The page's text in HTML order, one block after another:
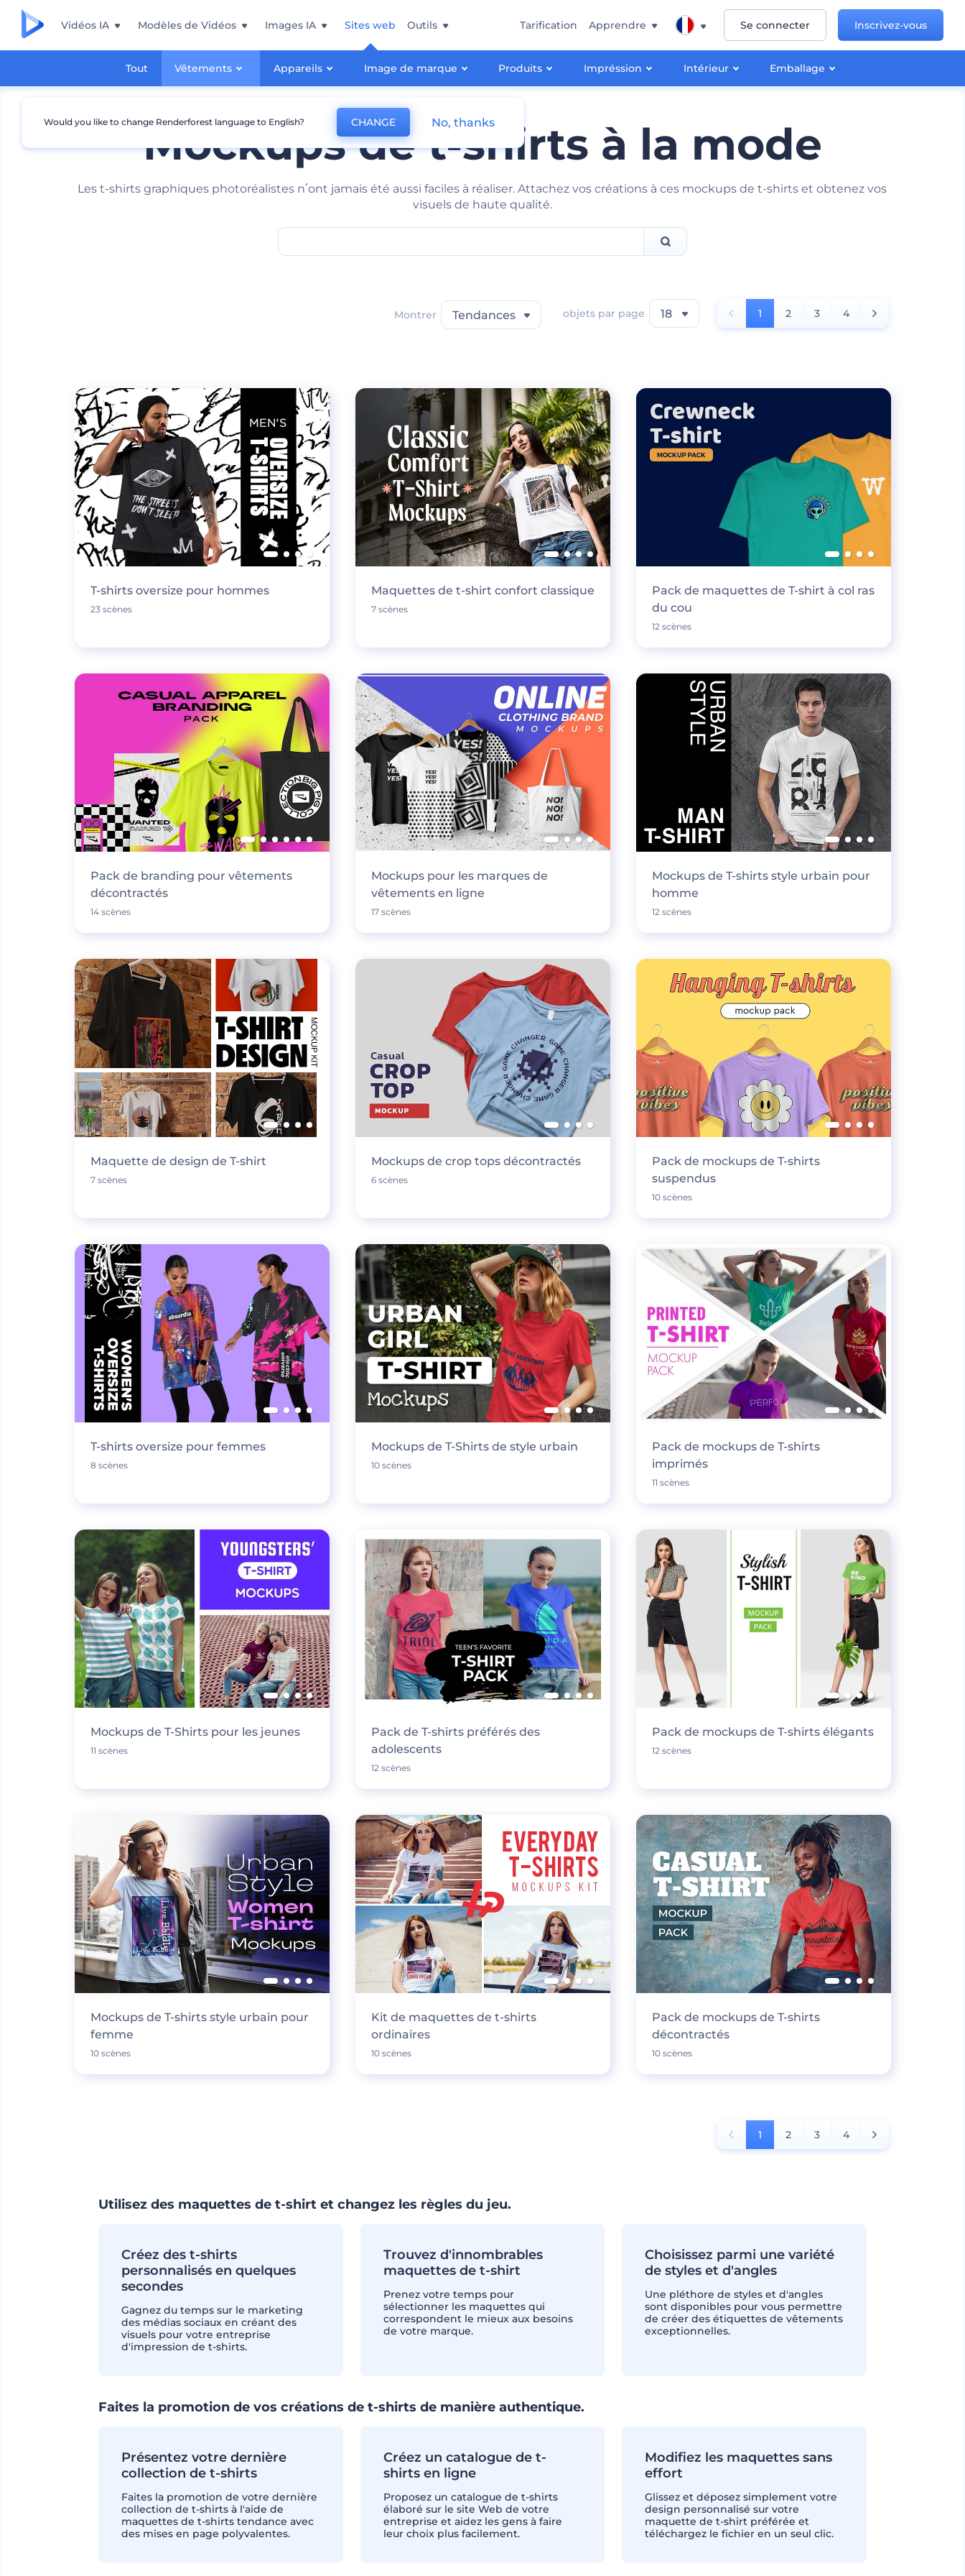
Vidéos IA Modèles de Vidéos Images IA Sites web
Tout Vêtements Appareils Image de marque Produits Impréssion Intérieur Emballage
Outils Tarification Apprendre Se connecter Inscrivez-vous
Mockups de t-shirts à la mode
Les t-shirts graphiques photoréalistes n՛ont jamais été aussi faciles à réaliser. Attachez vos créations à ces mockups de t-shirts et obtenez vos
visuels de haute qualité.
Montrer Tendances objets par page 18 1 2 3 4
T-shirts oversize pour hommes
23 scènes
Maquettes de t-shirt confort classique
7 scènes
Pack de maquettes de T-shirt à col ras
du cou
12 scènes
Pack de branding pour vêtements
décontractés
14 scènes
Mockups pour les marques de
vêtements en ligne
17 scènes
Mockups de T-shirts style urbain pour
homme
12 scènes
Maquette de design de T-shirt
7 scènes
Mockups de crop tops décontractés
6 scènes
Pack de mockups de T-shirts
suspendus
10 scènes
T-shirts oversize pour femmes
8 scènes
Mockups de T-Shirts de style urbain
10 scènes
Pack de mockups de T-shirts
imprimés
11 scènes
Mockups de T-Shirts pour les jeunes
11 scènes
Pack de T-shirts préférés des
adolescents
12 scènes
Pack de mockups de T-shirts élégants
12 scènes
Mockups de T-shirts style urbain pour
femme
10 scènes
Kit de maquettes de t-shirts
ordinaires
10 scènes
Pack de mockups de T-shirts
décontractés
10 scènes
1 2 3 4
Utilisez des maquettes de t-shirt et changez les règles du jeu.
Créez des t-shirts
personnalisés en quelques
secondes
Gagnez du temps sur le marketing
des médias sociaux en créant des
visuels pour votre entreprise
d'impression de t-shirts.
Trouvez d'innombrables
maquettes de t-shirt
Prenez votre temps pour
sélectionner les maquettes qui
correspondent le mieux aux besoins
de votre marque.
Choisissez parmi une variété
de styles et d'angles
Une pléthore de styles et d'angles
sont disponibles pour vous permettre
de créer des étiquettes de vêtements
exceptionnelles.
Faites la promotion de vos créations de t-shirts de manière authentique.
Présentez votre dernière
collection de t-shirts
Faites la promotion de votre dernière
collection de t-shirts à l'aide de
maquettes de t-shirts tendance avec
des mises en page polyvalentes.
Créez un catalogue de t-
shirts en ligne
Proposez un catalogue de t-shirts
élaboré sur le site Web de votre
entreprise et aidez les gens à faire
leur choix plus facilement.
Modifiez les maquettes sans
effort
Glissez et déposez simplement votre
design personnalisé sur votre
maquette de t-shirt préférée et
téléchargez le fichier en un seul clic.
Would you like to change Renderforest language to English? CHANGE No, thanks